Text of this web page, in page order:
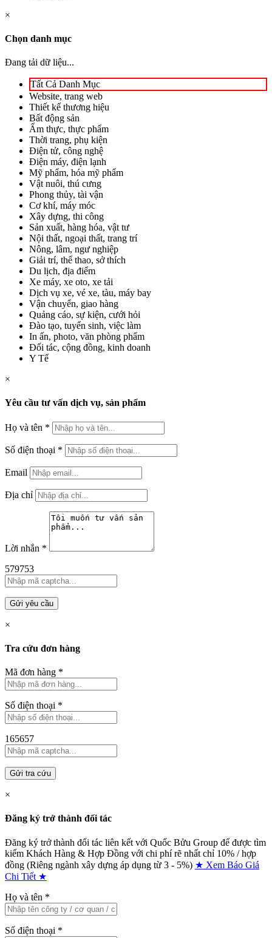
×
Chọn danh mục
Đang tải dữ liệu...
Tất Cả Danh Mục
Website, trang web
Thiết kế thương hiệu
Bất động sản
Ẩm thực, thực phẩm
Thời trang, phụ kiện
Điện tử, công nghệ
Điện máy, điện lạnh
Mỹ phẩm, hóa mỹ phẩm
Vật nuôi, thú cưng
Phong thủy, tài vận
Cơ khí, máy móc
Xây dựng, thi công
Sản xuất, hàng hóa, vật tư
Nội thất, ngoại thất, trang trí
Nông, lâm, ngư nghiệp
Giải trí, thể thao, sở thích
Du lịch, địa điểm
Xe máy, xe oto, xe tải
Dịch vụ xe, vé xe, tàu, máy bay
Vận chuyển, giao hàng
Quảng cáo, sự kiện, cưới hỏi
Đào tạo, tuyển sinh, việc làm
In ấn, photo, văn phòng phẩm
Đối tác, cộng đồng, kinh doanh
Y Tế
×
Yêu cầu tư vấn dịch vụ, sản phẩm
Họ và tên *
Số điện thoại *
Email
Địa chỉ
Lời nhắn *
579753
Gửi yêu cầu
×
Tra cứu đơn hàng
Mã đơn hàng *
Số điện thoại *
165657
Gửi tra cứu
×
Đăng ký trở thành đối tác
Đăng ký trở thành đối tác liên kết với Quốc Bửu Group để được tìm
kiếm Khách Hàng & Hợp Đồng với chi phí rẽ nhất chỉ 10% / hợp
đồng (Riêng ngành xây dựng áp dụng từ 3 - 5%) ★ Xem Báo Giá
Chi Tiết ★
Họ và tên *
Số điện thoại *